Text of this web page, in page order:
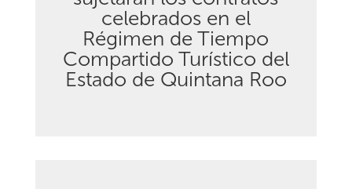
celebrados en el
Régimen de Tiempo
Compartido Turístico del
Estado de Quintana Roo
Descargar